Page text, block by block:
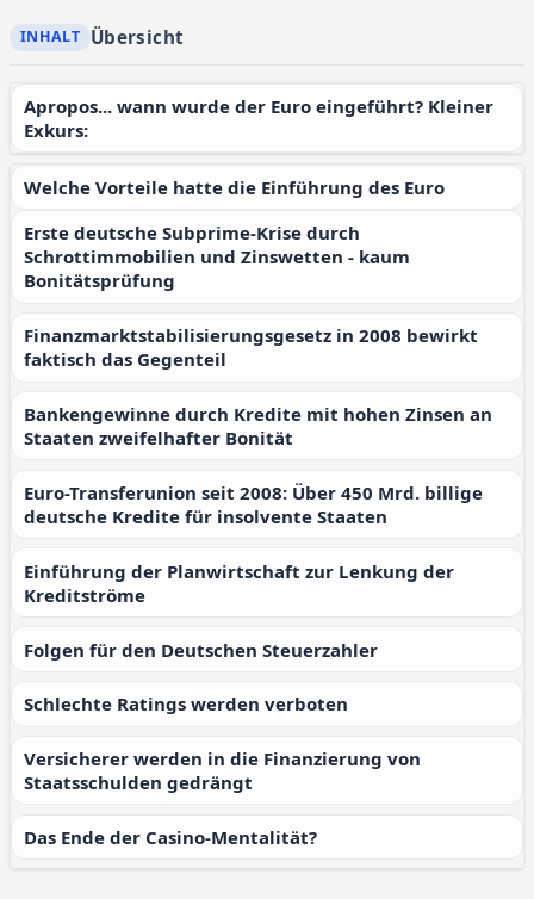
Übersicht
Apropos... wann wurde der Euro eingeführt? Kleiner
Exkurs:
Welche Vorteile hatte die Einführung des Euro
Erste deutsche Subprime-Krise durch
Schrottimmobilien und Zinswetten - kaum
Bonitätsprüfung
Finanzmarktstabilisierungsgesetz in 2008 bewirkt
faktisch das Gegenteil
Bankengewinne durch Kredite mit hohen Zinsen an
Staaten zweifelhafter Bonität
Euro-Transferunion seit 2008: Über 450 Mrd. billige
deutsche Kredite für insolvente Staaten
Einführung der Planwirtschaft zur Lenkung der
Kreditströme
Folgen für den Deutschen Steuerzahler
Schlechte Ratings werden verboten
Versicherer werden in die Finanzierung von
Staatsschulden gedrängt
Das Ende der Casino-Mentalität?